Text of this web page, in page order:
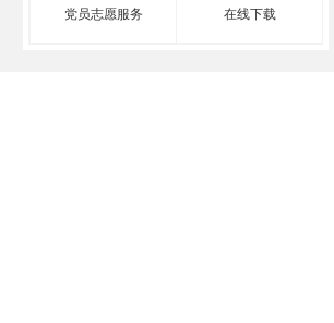
党员志愿服务 在线下载